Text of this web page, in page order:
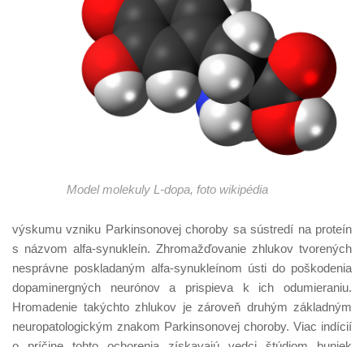
Model molekuly L-dopa, foto wikipédia
výskumu vzniku Parkinsonovej choroby sa sústredí na proteín
s názvom alfa-synukleín. Zhromažďovanie zhlukov tvorených
nesprávne poskladaným alfa-synukleínom ústi do poškodenia
dopaminergných neurónov a prispieva k ich odumieraniu.
Hromadenie takýchto zhlukov je zároveň druhým základným
neuropatologickým znakom Parkinsonovej choroby. Viac indícií